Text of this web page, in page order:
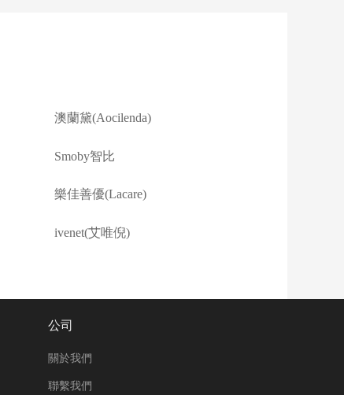
澳蘭黛(Aocilenda)
Smoby智比
樂佳善優(Lacare)
ivenet(艾唯倪)
公司
關於我們
聯繫我們